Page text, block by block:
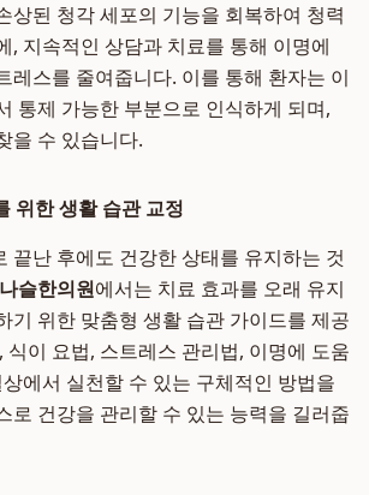
상된 청각 세포의 기능을 회복하여 청력
, 지속적인 상담과 치료를 통해 이명에
레스를 줄여줍니다. 이를 통해 환자는 이
통제 가능한 부분으로 인식하게 되며,
을 수 있습니다.
위한 생활 습관 교정
끝난 후에도 건강한 상태를 유지하는 것
슬한의원에서는 치료 효과를 오래 유지
기 위한 맞춤형 생활 습관 가이드를 제공
식이 요법, 스트레스 관리법, 이명에 도움
에서 실천할 수 있는 구체적인 방법을
로 건강을 관리할 수 있는 능력을 길러줍